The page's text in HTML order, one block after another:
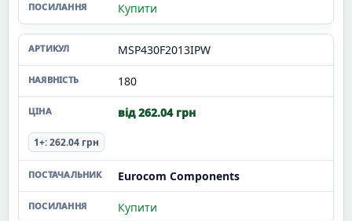
Купити
MSP430F2013IPW
180
від 262.04 грн
1+: 262.04 грн
Eurocom Components
Купити